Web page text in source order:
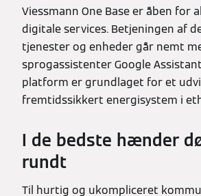
Viessmann One Base er åben for
digitale services. Betjeningen af
tjenester og enheder går nemt
sprogassistenter Google
platform er grundlaget for et
fremtidssikkert energisystem i
I de bedste hænder
rundt
Til hurtig og ukompliceret